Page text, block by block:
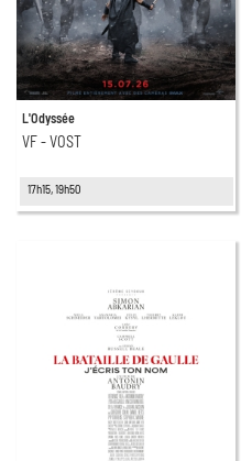
L'Odyssée
VF - VOST
17h15, 19h50